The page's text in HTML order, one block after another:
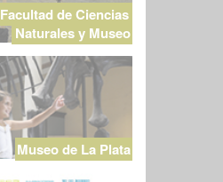
Facultad de Ciencias
Naturales y Museo
Museo de La Plata